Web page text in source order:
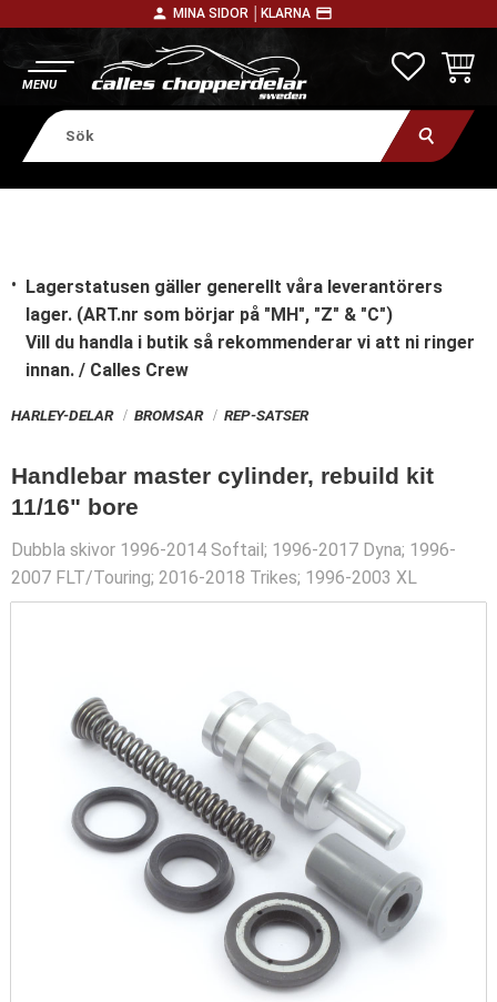
person MINA SIDOR │ KLARNA payment
Lagerstatusen gäller generellt våra leverantörers
lager. (ART.nr som börjar på "MH", "Z" & "C")
Vill du handla i butik så rekommenderar vi att ni ringer
innan. / Calles Crew
HARLEY-DELAR BROMSAR REP-SATSER
Handlebar master cylinder, rebuild kit
11/16" bore
Dubbla skivor 1996-2014 Softail; 1996-2017 Dyna; 1996-
2007 FLT/Touring; 2016-2018 Trikes; 1996-2003 XL